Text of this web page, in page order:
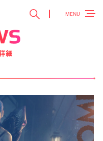
最新ニュース ＞
チーム紹介 ＞
MENU